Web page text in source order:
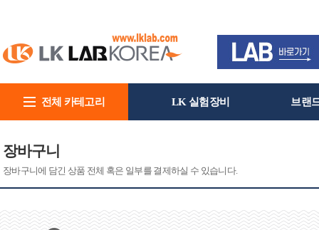
전체 카테고리 LK 실험장비 브랜
장바구니
장바구니에 담긴 상품 전체 혹은 일부를 결제하실 수 있습니다.